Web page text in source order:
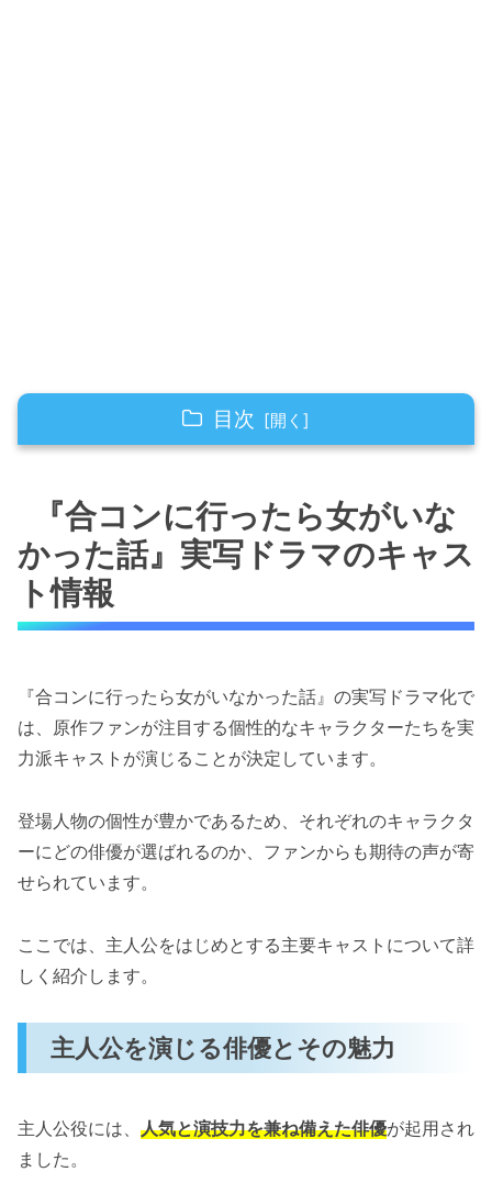
目次
ラマのキャスト情報
主人公を演じる俳優とその魅力
個性豊かなキャラクターを演じる豪華キャ
スト陣
放送開始日・放送局について
見逃し配信や視聴方法の詳細
実写ドラマ版『合コンに行ったら女がいなかっ
原作のユーモアをどう再現しているのか
映像ならではの演出とキャラクターの魅力
話』実写ドラマの楽しみ方
『合コンに行ったら女がいな
かった話』実写ドラマのキャス
ト情報
『合コンに行ったら女がいなかった話』の実写ドラマ化で
は、原作ファンが注目する個性的なキャラクターたちを実
力派キャストが演じることが決定しています。
登場人物の個性が豊かであるため、それぞれのキャラクタ
ーにどの俳優が選ばれるのか、ファンからも期待の声が寄
せられています。
ここでは、主人公をはじめとする主要キャストについて詳
しく紹介します。
主人公を演じる俳優とその魅力
主人公役には、 人気と演技力を兼ね備えた俳優が起用され
ました。